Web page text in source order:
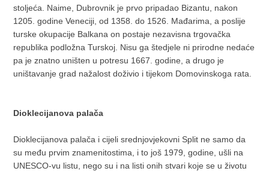
stoljeća. Naime, Dubrovnik je prvo pripadao Bizantu, nakon
1205. godine Veneciji, od 1358. do 1526. Mađarima, a poslije
turske okupacije Balkana on postaje nezavisna trgovačka
republika podložna Turskoj. Nisu ga štedjele ni prirodne nedaće
pa je znatno uništen u potresu 1667. godine, a drugo je
uništavanje grad nažalost doživio i tijekom Domovinskoga rata.
Dioklecijanova palača
Dioklecijanova palača i cijeli srednjovjekovni Split ne samo da
su među prvim znamenitostima, i to još 1979, godine, ušli na
UNESCO-vu listu, nego su i na listi onih stvari koje se u životu